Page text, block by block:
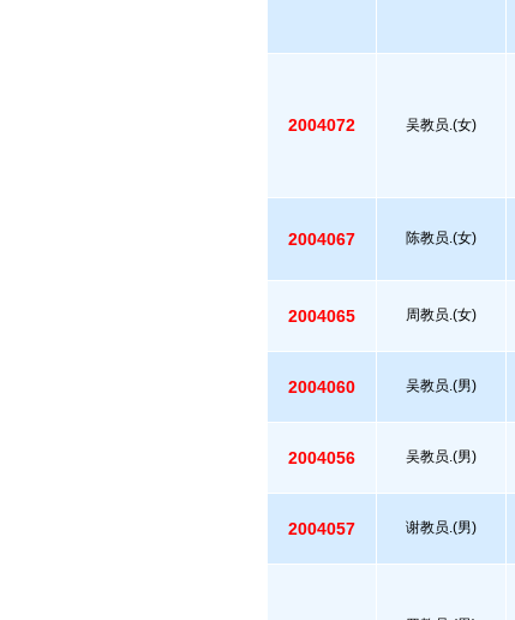
2004072 吴教员.(女)
2004067 陈教员.(女)
2004065 周教员.(女)
2004060 吴教员.(男)
2004056 吴教员.(男)
2004057 谢教员.(男)